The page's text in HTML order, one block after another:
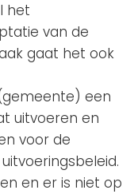
het
van de
gaat het ook
een
uitvoeren en
voor de
en er is niet op